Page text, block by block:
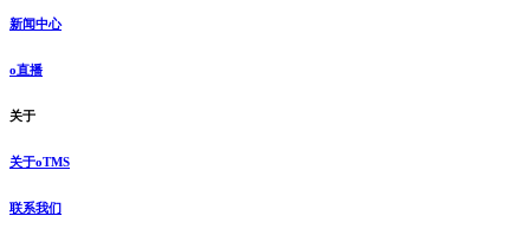
新闻中心
o直播
关于
关于oTMS
联系我们